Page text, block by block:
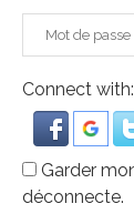
Connect with:
Garder
déconnecte.